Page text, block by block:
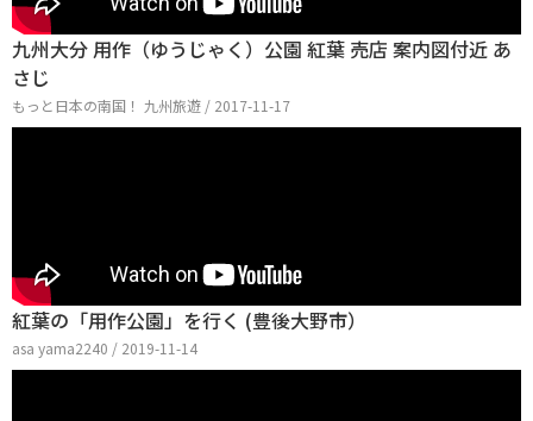
九州大分 用作（ゆうじゃく）公園 紅葉 売店 案内図付近 あ
さじ
もっと日本の南国！ 九州旅遊 / 2017-11-17
紅葉の「用作公園」を行く (豊後大野市）
asa yama2240 / 2019-11-14